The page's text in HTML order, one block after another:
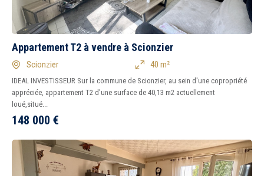
Appartement T2 à vendre à Scionzier
Scionzier 40 m²
IDEAL INVESTISSEUR Sur la commune de Scionzier, au sein d'une copropriété
appréciée, appartement T2 d'une surface de 40,13 m2 actuellement
loué,situé...
148 000 €